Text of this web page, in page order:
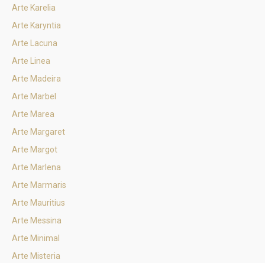
Arte Karelia
Arte Karyntia
Arte Lacuna
Arte Linea
Arte Madeira
Arte Marbel
Arte Marea
Arte Margaret
Arte Margot
Arte Marlena
Arte Marmaris
Arte Mauritius
Arte Messina
Arte Minimal
Arte Misteria